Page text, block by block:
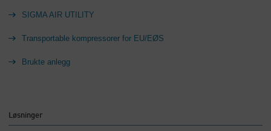
SIGMA AIR UTILITY
Transportable kompressorer for EU/EØS
Brukte anlegg
Løsninger